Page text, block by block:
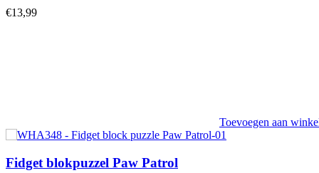
€13,99
Toevoegen aan
Fidget blokpuzzel Paw Patrol